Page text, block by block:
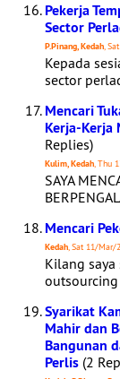
Pekerja
Sector
P.Pinang, Kedah,
Kepada
sector
Mencari
Kerja-Kerja
Replies)
Kulim, Kedah, Thu
SAYA
Mencari
Kedah, Sat 11/Mar/
Kilang saya
Syarikat
Mahir dan
Bangunan
Perlis (2